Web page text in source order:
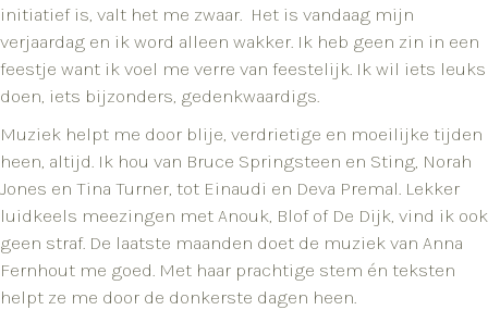
initiatief is, valt het me zwaar. Het is vandaag mijn
verjaardag en ik word alleen wakker. Ik heb geen zin in een
feestje want ik voel me verre van feestelijk. Ik wil iets leuks
doen, iets bijzonders, gedenkwaardigs.
Muziek helpt me door blije, verdrietige en moeilijke tijden
heen, altijd. Ik hou van Bruce Springsteen en Sting, Norah
Jones en Tina Turner, tot Einaudi en Deva Premal. Lekker
luidkeels meezingen met Anouk, Blof of De Dijk, vind ik ook
geen straf. De laatste maanden doet de muziek van Anna
Fernhout me goed. Met haar prachtige stem én teksten
helpt ze me door de donkerste dagen heen.